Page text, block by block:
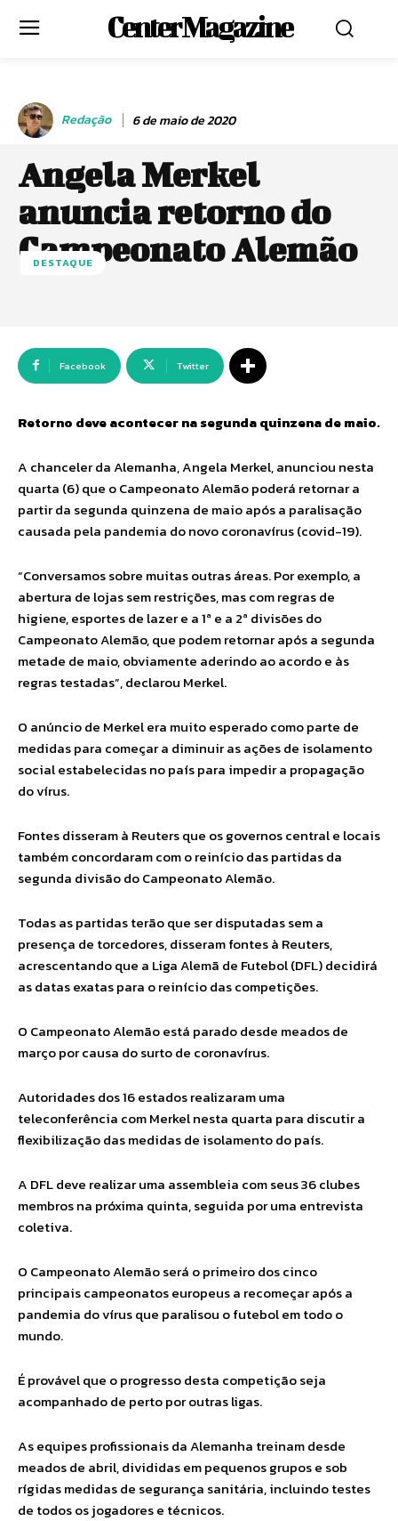
Center Magazine
Redação 6 de maio de 2020
Angela Merkel
anuncia retorno do
Campeonato Alemão
DESTAQUE
Facebook Twitter
Retorno deve acontecer na segunda quinzena de maio.
A chanceler da Alemanha, Angela Merkel, anunciou nesta
quarta (6) que o Campeonato Alemão poderá retornar a
partir da segunda quinzena de maio após a paralisação
causada pela pandemia do novo coronavírus (covid-19).
“Conversamos sobre muitas outras áreas. Por exemplo, a
abertura de lojas sem restrições, mas com regras de
higiene, esportes de lazer e a 1ª e a 2ª divisões do
Campeonato Alemão, que podem retornar após a segunda
metade de maio, obviamente aderindo ao acordo e às
regras testadas”, declarou Merkel.
O anúncio de Merkel era muito esperado como parte de
medidas para começar a diminuir as ações de isolamento
social estabelecidas no país para impedir a propagação
do vírus.
Fontes disseram à Reuters que os governos central e locais
também concordaram com o reinício das partidas da
segunda divisão do Campeonato Alemão.
Todas as partidas terão que ser disputadas sem a
presença de torcedores, disseram fontes à Reuters,
acrescentando que a Liga Alemã de Futebol (DFL) decidirá
as datas exatas para o reinício das competições.
O Campeonato Alemão está parado desde meados de
março por causa do surto de coronavírus.
Autoridades dos 16 estados realizaram uma
teleconferência com Merkel nesta quarta para discutir a
flexibilização das medidas de isolamento do país.
A DFL deve realizar uma assembleia com seus 36 clubes
membros na próxima quinta, seguida por uma entrevista
coletiva.
O Campeonato Alemão será o primeiro dos cinco
principais campeonatos europeus a recomeçar após a
pandemia do vírus que paralisou o futebol em todo o
mundo.
É provável que o progresso desta competição seja
acompanhado de perto por outras ligas.
As equipes profissionais da Alemanha treinam desde
meados de abril, divididas em pequenos grupos e sob
rígidas medidas de segurança sanitária, incluindo testes
de todos os jogadores e técnicos.